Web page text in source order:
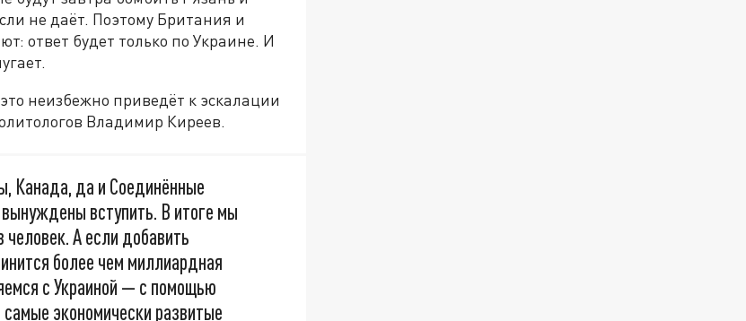
не даёт. Поэтому Британия и
ответ будет только по Украине. И
неизбежно приведёт к эскалации
Владимир Киреев.
Канада, да и Соединённые
вступить. В итоге мы
А если добавить
более чем миллиардная
с Украиной — с помощью
экономически развитые